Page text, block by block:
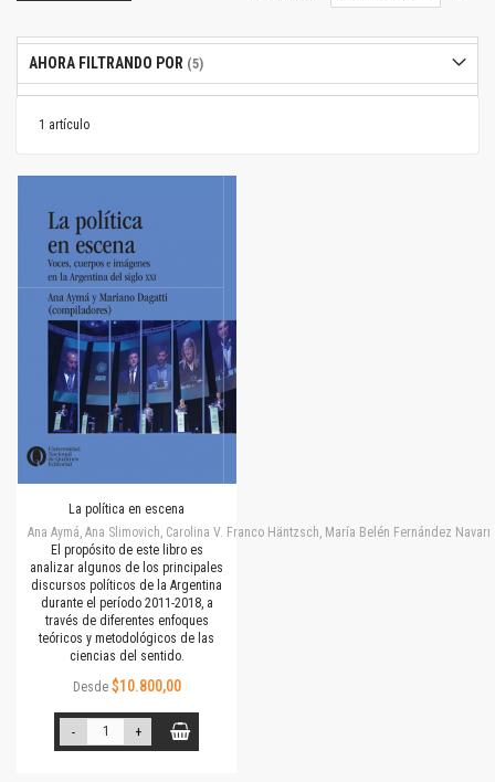
1 artículo
La política en escena
Ana Aymá, Ana Slimovich, Carolina V. Franco Häntzsch, María Belén Fernández
El propósito de este libro es
analizar algunos de los principales
discursos políticos de la Argentina
durante el período 2011-2018, a
través de diferentes enfoques
teóricos y metodológicos de las
ciencias del sentido.
Desde $10.800,00
- +
AHORA FILTRANDO POR